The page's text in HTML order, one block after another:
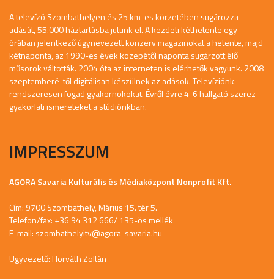
A televízó Szombathelyen és 25 km-es körzetében sugározza
adását, 55.000 háztartásba jutunk el. A kezdeti kéthetente egy
órában jelentkező úgynevezett konzerv magazinokat a hetente, majd
kétnaponta, az 1990-es évek közepétől naponta sugárzott élő
műsorok váltották. 2004 óta az interneten is elérhetők vagyunk. 2008
szeptemberé-től digitálisan készülnek az adások. Televíziónk
rendszeresen fogad gyakornokokat. Évről évre 4-6 hallgató szerez
gyakorlati ismereteket a stúdiónkban.
IMPRESSZUM
AGORA Savaria Kulturális és Médiaközpont Nonprofit Kft.
Cím: 9700 Szombathely, Márius 15. tér 5.
Telefon/fax: +36 94 312 666/ 135-ös mellék
E-mail: szombathelyitv@agora-savaria.hu
Ügyvezető: Horváth Zoltán